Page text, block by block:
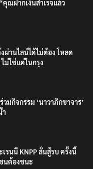
คุณฝากเงินสำเร็จแล้ว
ผ่านไลน์ได้ไม่ต้อง โหลด
ม่ใช่แค่ในกรุง
มกิจกรรม ‘นาวาภิกขาจาร’
ำ
รนนี KNPP ลั่นสู้รบ ครั้งนี้
นต้องชนะ